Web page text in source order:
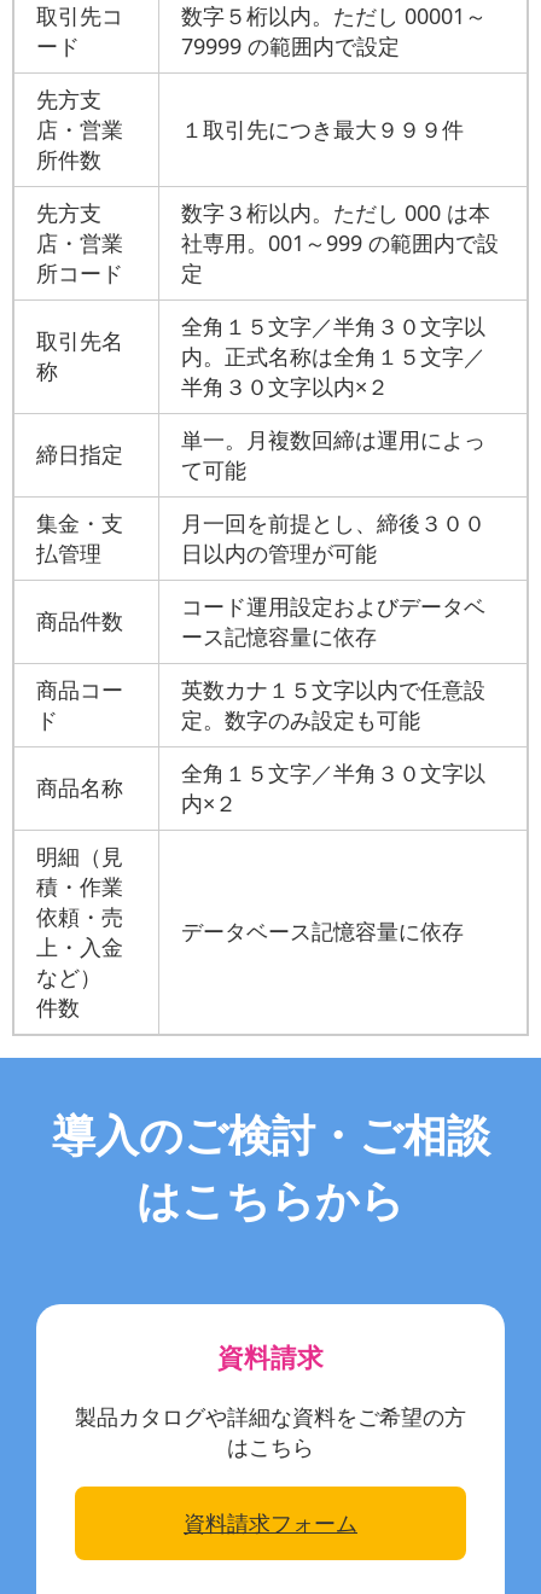
取引先コ
ード
数字５桁以内。ただし 00001～
79999 の範囲内で設定
先方支
店・営業
所件数
１取引先につき最大９９９件
先方支
店・営業
所コード
数字３桁以内。ただし 000 は本
社専用。001～999 の範囲内で設
定
取引先名
称
全角１５文字／半角３０文字以
内。正式名称は全角１５文字／
半角３０文字以内×２
締日指定
単一。月複数回締は運用によっ
て可能
集金・支
払管理
月一回を前提とし、締後３００
日以内の管理が可能
商品件数
コード運用設定およびデータベ
ース記憶容量に依存
商品コー
ド
英数カナ１５文字以内で任意設
定。数字のみ設定も可能
商品名称
全角１５文字／半角３０文字以
内×２
明細（見
積・作業
依頼・売
上・入金
など）
件数
データベース記憶容量に依存
導入のご検討・ご相談
はこちらから
資料請求
製品カタログや詳細な資料をご希望の方
はこちら
資料請求フォーム